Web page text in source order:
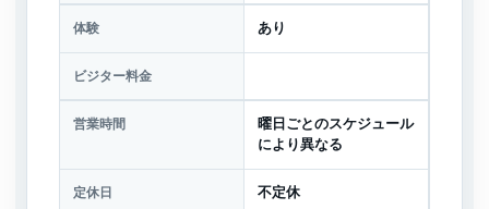
体験 あり
ビジター料金
営業時間
曜日ごとのスケジュール
により異なる
定休日 不定休